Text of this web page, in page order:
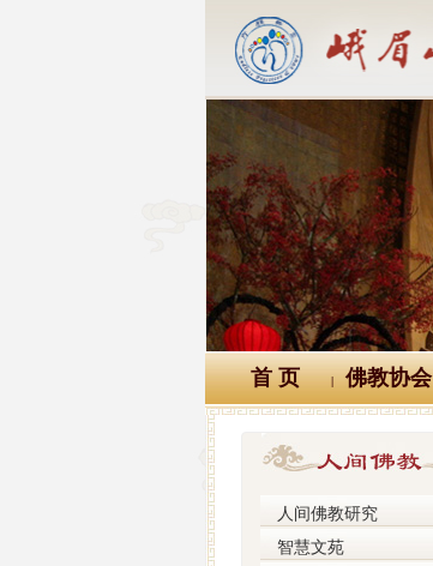
首 页 | 佛教协会
人间佛教研究
智慧文苑